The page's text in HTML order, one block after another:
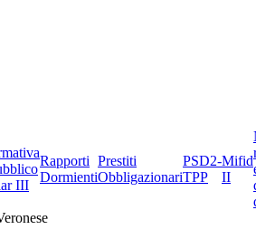
III
Rapporti
Dormienti
Prestiti
Obbligazionari
PSD2-
TPP
Mifid
II